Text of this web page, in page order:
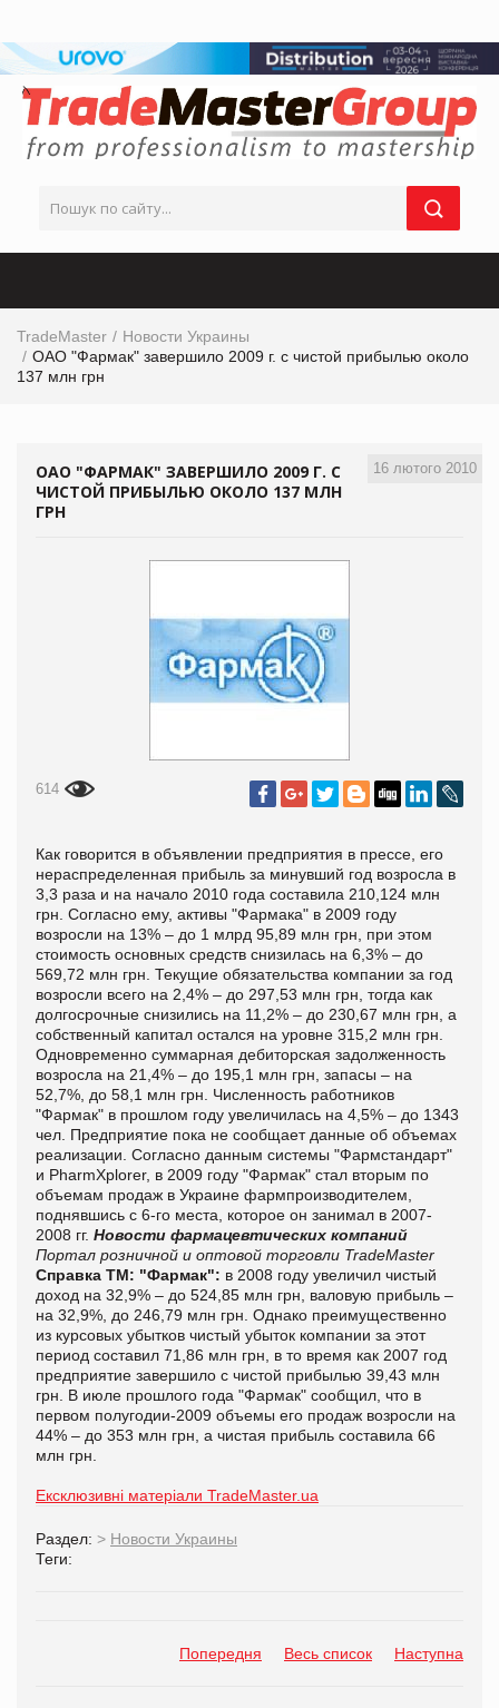
TradeMaster
Новости Украины
ОАО "Фармак" завершило 2009 г. с чистой прибылью около
137 млн грн
16 лютого 2010
ОАО "ФАРМАК" ЗАВЕРШИЛО 2009 Г. С
ЧИСТОЙ ПРИБЫЛЬЮ ОКОЛО 137 МЛН
ГРН
614
Как говорится в объявлении предприятия в прессе, его
нераспределенная прибыль за минувший год возросла в
3,3 раза и на начало 2010 года составила 210,124 млн
грн. Согласно ему, активы "Фармака" в 2009 году
возросли на 13% – до 1 млрд 95,89 млн грн, при этом
стоимость основных средств снизилась на 6,3% – до
569,72 млн грн. Текущие обязательства компании за год
возросли всего на 2,4% – до 297,53 млн грн, тогда как
долгосрочные снизились на 11,2% – до 230,67 млн грн, а
собственный капитал остался на уровне 315,2 млн грн.
Одновременно суммарная дебиторская задолженность
возросла на 21,4% – до 195,1 млн грн, запасы – на
52,7%, до 58,1 млн грн. Численность работников
"Фармак" в прошлом году увеличилась на 4,5% – до 1343
чел. Предприятие пока не сообщает данные об объемах
реализации. Согласно данным системы "Фармстандарт"
и PharmXplorer, в 2009 году "Фармак" стал вторым по
объемам продаж в Украине фармпроизводителем,
поднявшись с 6-го места, которое он занимал в 2007-
2008 гг. Новости фармацевтических компаний
Портал розничной и оптовой торговли TradeMaster
Справка ТМ: "Фармак": в 2008 году увеличил чистый
доход на 32,9% – до 524,85 млн грн, валовую прибыль –
на 32,9%, до 246,79 млн грн. Однако преимущественно
из курсовых убытков чистый убыток компании за этот
период составил 71,86 млн грн, в то время как 2007 год
предприятие завершило с чистой прибылью 39,43 млн
грн. В июле прошлого года "Фармак" сообщил, что в
первом полугодии-2009 объемы его продаж возросли на
44% – до 353 млн грн, а чистая прибыль составила 66
млн грн.
Ексклюзивні матеріали TradeMaster.ua
Раздел: > Новости Украины
Теги:
Попередня Весь список Наступна